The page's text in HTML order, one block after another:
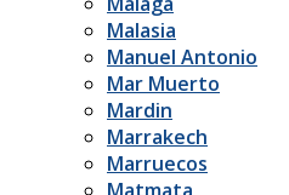
Malasia
Manuel Antonio
Mar Muerto
Mardin
Marrakech
Marruecos
Matmata